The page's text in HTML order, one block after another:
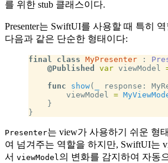
를 위한 stub 클래스이다.
Presenter는 SwiftUI를 사용할 때 특히
다음과 같은 단순한 형태이다:
final class MyPresenter :
    @Published
var viewModel
    func
show(
response:
        viewModel
=
    }
}
Presenter는 view가 사용하기 쉬운 형
여 넘겨주는 역할을 하지만, SwiftUI는
서 viewModel의 변화를 감지하여 자동